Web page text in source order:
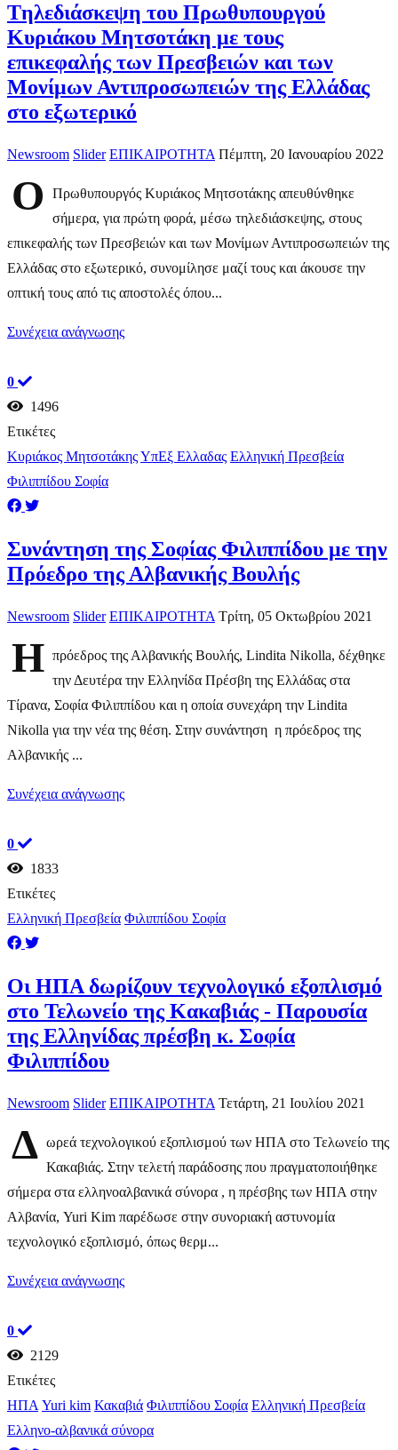
Tηλεδιάσκεψη του Πρωθυπουργού
Κυριάκου Μητσοτάκη με τους
επικεφαλής των Πρεσβειών και των
Μονίμων Αντιπροσωπειών της Ελλάδας
στο εξωτερικό
Newsroom Slider ΕΠΙΚΑΙΡΟΤΗΤΑ Πέμπτη, 20 Ιανουαρίου 2022
Ο
Πρωθυπουργός Κυριάκος Μητσοτάκης απευθύνθηκε
σήμερα, για πρώτη φορά, μέσω τηλεδιάσκεψης, στους
επικεφαλής των Πρεσβειών και των Μονίμων Αντιπροσωπειών της
Ελλάδας στο εξωτερικό, συνομίλησε μαζί τους και άκουσε την
οπτική τους από τις αποστολές όπου...
Συνέχεια ανάγνωσης
0
1496
Ετικέτες
Κυριάκος ΜητσοτάκηςΥπΕξ Ελλαδας Ελληνική Πρεσβεία
Φιλιππίδου Σοφία
Συνάντηση της Σοφίας Φιλιππίδου με την
Πρόεδρο της Αλβανικής Βουλής
Newsroom Slider ΕΠΙΚΑΙΡΟΤΗΤΑ Τρίτη, 05 Οκτωβρίου 2021
Η πρόεδρος της Αλβανικής Βουλής, Lindita Nikolla, δέχθηκε
την Δευτέρα την Ελληνίδα Πρέσβη της Ελλάδας στα
Τίρανα, Σοφία Φιλιππίδου και η οποία συνεχάρη την Lindita
Nikolla για την νέα της θέση. Στην συνάντηση η πρόεδρος της
Αλβανικής ...
Συνέχεια ανάγνωσης
0
1833
Ετικέτες
Ελληνική Πρεσβεία Φιλιππίδου Σοφία
Οι ΗΠΑ δωρίζουν τεχνολογικό εξοπλισμό
στο Τελωνείο της Κακαβιάς - Παρουσία
της Ελληνίδας πρέσβη κ. Σοφία
Φιλιππίδου
Newsroom Slider ΕΠΙΚΑΙΡΟΤΗΤΑ Τετάρτη, 21 Ιουλίου 2021
Δ ωρεά τεχνολογικού εξοπλισμού των ΗΠΑ στο Τελωνείο της
Κακαβιάς. Στην τελετή παράδοσης που πραγματοποιήθηκε
σήμερα στα ελληνοαλβανικά σύνορα , η πρέσβης των ΗΠΑ στην
Αλβανία, Yuri Kim παρέδωσε στην συνοριακή αστυνομία
τεχνολογικό εξοπλισμό, όπως θερμ...
Συνέχεια ανάγνωσης
0
2129
Ετικέτες
ΗΠΑ Yuri kim Κακαβιά Φιλιππίδου Σοφία Ελληνική Πρεσβεία
Ελληνο-αλβανικά σύνορα